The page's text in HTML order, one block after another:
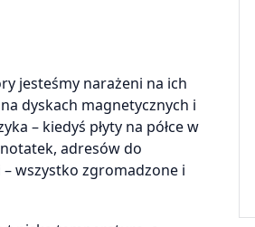
jesteśmy narażeni na ich
dyskach magnetycznych i
– kiedyś płyty na półce w
adresów do
wszystko zgromadzone i